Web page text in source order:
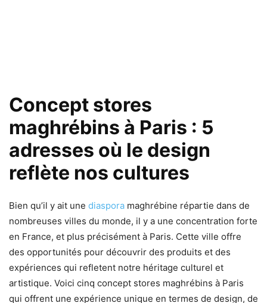
Concept stores
maghrébins à Paris : 5
adresses où le design
reflète nos cultures
Bien qu’il y ait une diaspora maghrébine répartie dans de
nombreuses villes du monde, il y a une concentration forte
en France, et plus précisément à Paris. Cette ville offre
des opportunités pour découvrir des produits et des
expériences qui refletent notre héritage culturel et
artistique. Voici cinq concept stores maghrébins à Paris
qui offrent une expérience unique en termes de design, de